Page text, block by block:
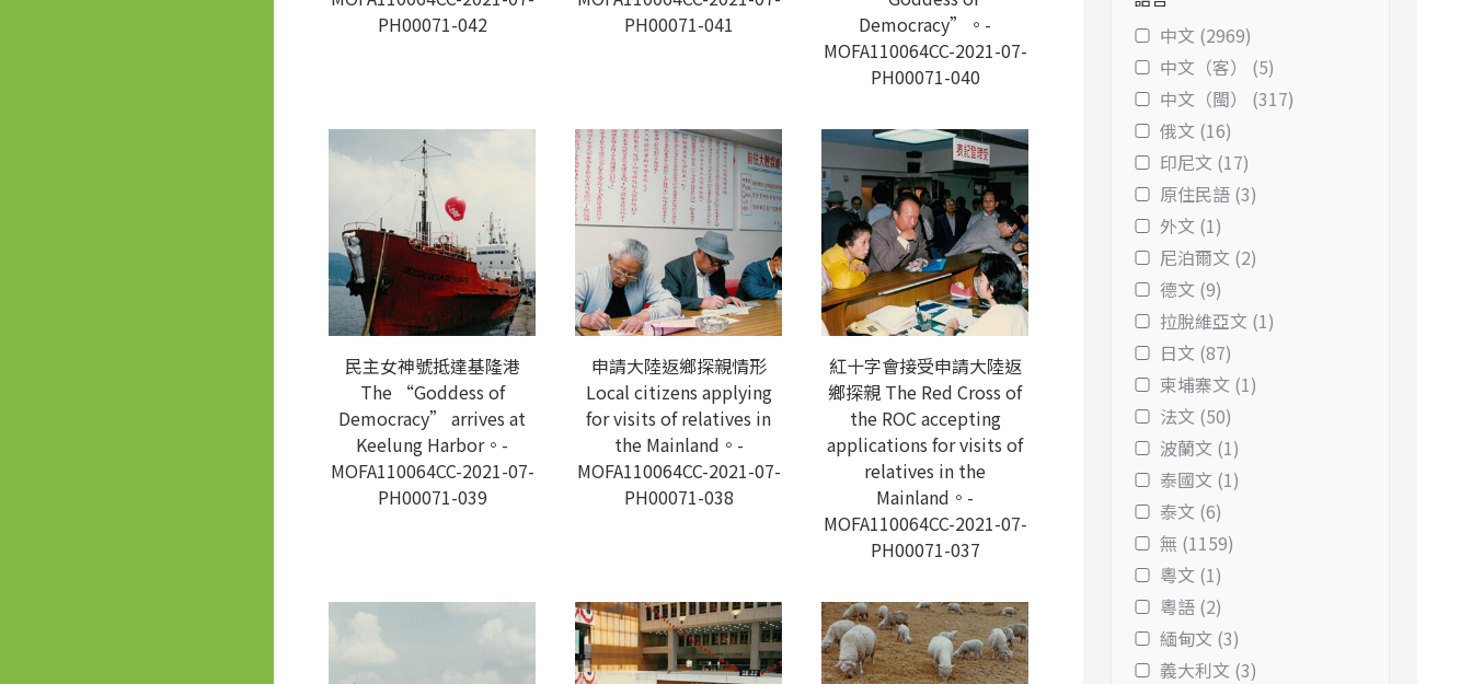
PH00071-042
PH00071-041
Democracy”。-
MOFA110064CC-2021-07-
PH00071-040
民主女神號抵達基隆港
The “Goddess of
Democracy” arrives at
Keelung Harbor。-
MOFA110064CC-2021-07-
PH00071-039
申請大陸返鄉探親情形
Local citizens applying
for visits of relatives in
the Mainland。-
MOFA110064CC-2021-07-
PH00071-038
紅十字會接受申請大陸返
鄉探親 The Red Cross of
the ROC accepting
applications for visits of
relatives in the
Mainland。-
MOFA110064CC-2021-07-
PH00071-037
中文 (2969)
中文（客） (5)
中文（閩） (317)
俄文 (16)
印尼文 (17)
原住民語 (3)
外文 (1)
尼泊爾文 (2)
德文 (9)
拉脫維亞文 (1)
日文 (87)
柬埔寨文 (1)
法文 (50)
波蘭文 (1)
泰國文 (1)
泰文 (6)
無 (1159)
粵文 (1)
粵語 (2)
緬甸文 (3)
義大利文 (3)